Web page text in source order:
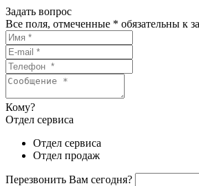
Задать вопрос
Все поля, отмеченные * обязательны к
Кому?
Отдел сервиса
Отдел сервиса
Отдел продаж
Перезвонить Вам сегодня?